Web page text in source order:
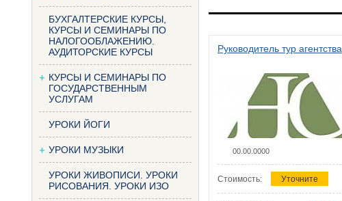
БУХГАЛТЕРСКИЕ КУРСЫ,
КУРСЫ И СЕМИНАРЫ ПО
НАЛОГООБЛАЖЕНИЮ.
АУДИТОРСКИЕ КУРСЫ
КУРСЫ И СЕМИНАРЫ ПО
ГОСУДАРСТВЕННЫМ
УСЛУГАМ
УРОКИ ЙОГИ
УРОКИ МУЗЫКИ
УРОКИ ЖИВОПИСИ. УРОКИ
РИСОВАНИЯ. УРОКИ ИЗО
Руководитель тур агентства
00.00.0000
Стоимость: Уточните